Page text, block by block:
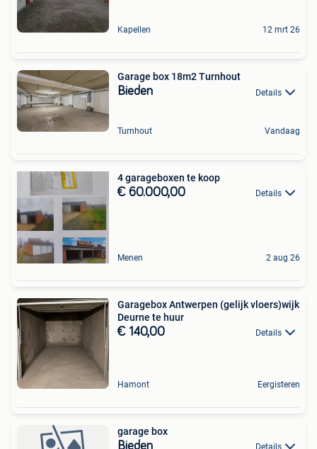
Kapellen 12 mrt 26
Garage box 18m2 Turnhout
Bieden Details
Turnhout Vandaag
4 garageboxen te koop
€ 60.000,00 Details
Menen 2 aug 26
Garagebox Antwerpen (gelijk vloers)wijk
Deurne te huur
€ 140,00 Details
Hamont Eergisteren
garage box
Bieden Details